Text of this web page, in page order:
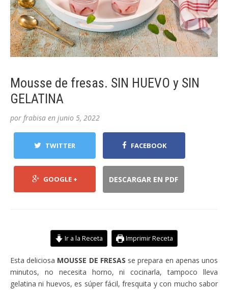
Mousse de fresas. SIN HUEVO y SIN
GELATINA
por frabisa en junio 5, 2022
TWITTER FACEBOOK
GOOGLE + DESCARGAR EN PDF
Ir a la Receta Imprimir Receta
Esta deliciosa MOUSSE DE FRESAS se prepara en apenas unos
minutos, no necesita horno, ni cocinarla, tampoco lleva
gelatina ni huevos, es súper fácil, fresquita y con mucho sabor